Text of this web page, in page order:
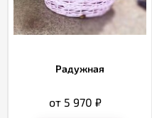
Радужная
от 5 970₽